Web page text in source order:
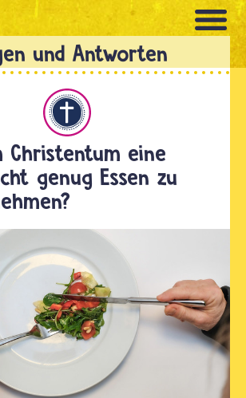
eine
genug Essen zu